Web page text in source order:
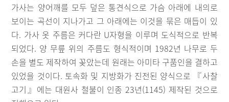
가사는 양어깨를 모두 덮은 통견식으로 가슴 아래에 내의로
보이는 곡선이 지나가고 그 아래에는 이것을 묶은 매듭이 있
다. 가사 옷 주름은 커다란 U자형을 이루며 도식적으로 반복
되었다. 양 무릎 위의 주름도 형식적이며 1982년 나무로 두
손을 별도 제작하여 꽂았는데 원래는 아미타 구품인을 결하고
있었을 것이다. 토속화 및 지방화가 진전된 양식으로 『사찰
고기』에는 대원사 철불이 인종 23년(1145) 제작된 것으로